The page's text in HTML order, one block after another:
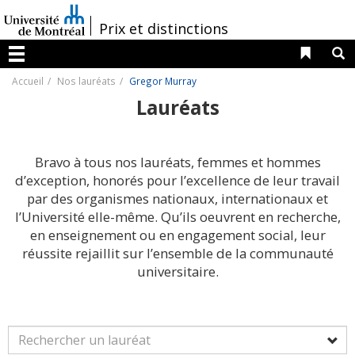
au
contenu
/Prix et distinctions
Menu
Liens
Accueil Nos lauréats Gregor Murray
Lauréats
Bravo à tous nos lauréats, femmes et hommes
d’exception, honorés pour l’excellence de leur travail
par des organismes nationaux, internationaux et
l’Université elle-même. Qu’ils oeuvrent en recherche,
en enseignement ou en engagement social, leur
réussite rejaillit sur l’ensemble de la communauté
universitaire.